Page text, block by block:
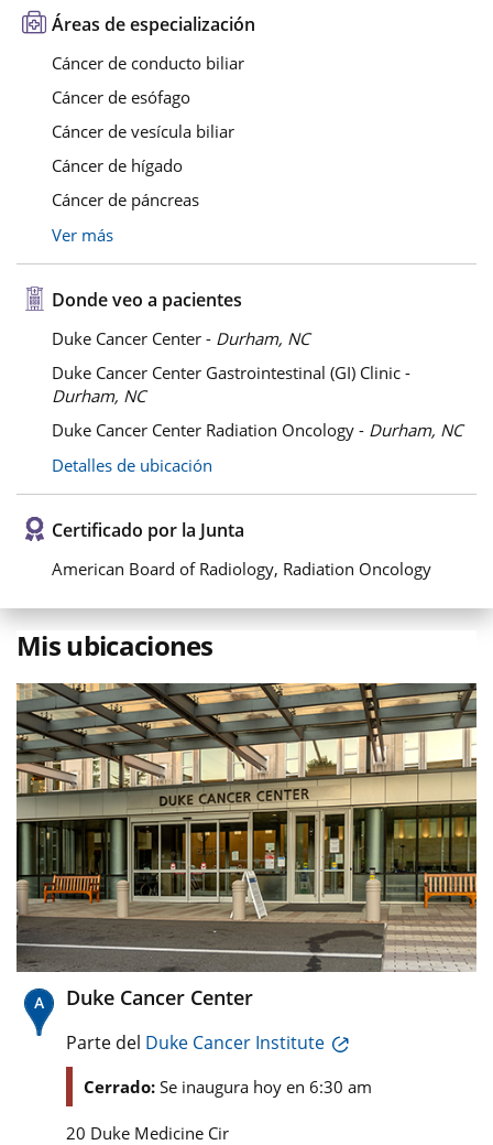
Áreas de especialización
Cáncer de conducto biliar
Cáncer de esófago
Cáncer de vesícula biliar
Cáncer de hígado
Cáncer de páncreas
Ver más
Donde veo a pacientes
Duke Cancer Center - Durham, NC
Duke Cancer Center Gastrointestinal (GI) Clinic -
Durham, NC
Duke Cancer Center Radiation Oncology - Durham, NC
Detalles de ubicación
Certificado por la Junta
American Board of Radiology, Radiation Oncology
Mis ubicaciones
Duke Cancer Center
Parte del Duke Cancer Institute
Cerrado: Se inaugura hoy en 6:30 am
20 Duke Medicine Cir